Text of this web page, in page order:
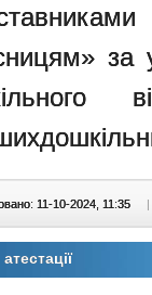
за
11-10-2024, 11:35 |